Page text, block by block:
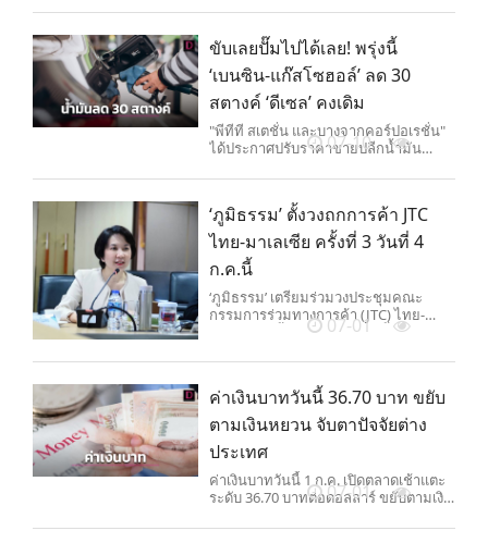
ส่งออกรถยนต์สำเร็จรูป เป็นการย้ายฐาน
การผลิตไปรวมกัน เพื่อลดต้นทุนการผลิต
ขับเลยปั๊มไปได้เลย! พรุ่งนี้
‘เบนซิน-แก๊สโซฮอล์’ ลด 30
สตางค์ ‘ดีเซล’ คงเดิม
"พีทีที สเตชั่น และบางจากคอร์ปอเรชั่น"
ได้ประกาศปรับราคาขายปลีกน้ำมัน
แก๊สโซฮอล์ 95 ลดลง 0.30 บาทต่อลิตร
ส่วนกลุ่มดีเซลคงเดิม มีผล 10 ก.ค. 2567
เวลา 05.00 น. เป็นต้นไป
07-10
‘ภูมิธรรม’ ตั้งวงถกการค้า JTC
ไทย-มาเลเซีย ครั้งที่ 3 วันที่ 4
ก.ค.นี้
‘ภูมิธรรม’ เตรียมร่วมวงประชุมคณะ
กรรมการร่วมทางการค้า (JTC) ไทย-
มาเลเซีย ครั้งที่ 3 วันที่ 4 ก.ค.นี้ หารือเปิด
ความร่วมมือใหม่ที่จะเป็นประโยชน์ต่อผู้
07-01
ค่าเงินบาทวันนี้ 36.70 บาท ขยับ
ตามเงินหยวน จับตาปัจจัยต่าง
ประเทศ
ค่าเงินบาทวันนี้ 1 ก.ค. เปิดตลาดเช้าแตะ
ระดับ 36.70 บาทต่อดอลลาร์ ขยับตามเงิน
ระหว่างวันทิศทางเงินทุนต่างชาติ และ
07-01